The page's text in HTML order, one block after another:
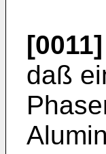
[0011]
daß